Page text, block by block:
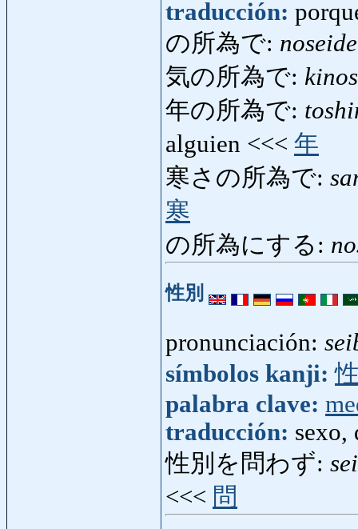
traducción:
の所為で: noseide
気の所為で:
年の所為で:
alguien <<< 年
寒さの所為で:
寒
の所為にする:
性別
pronunciación:
símbolos kanji:
palabra clave:
traducción: sexo,
性別を問わず:
<<< 問